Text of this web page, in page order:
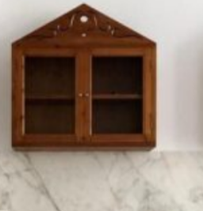
Housing
Rehabilitation
Valencia